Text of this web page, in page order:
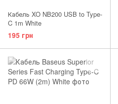
Кабель XO NB200 USB to Type-
C 1m White
195 грн